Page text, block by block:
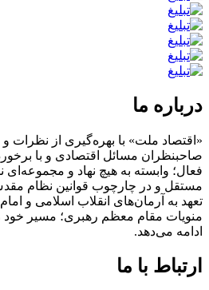
درباره ما
«اقتصاد ملت» با بهره‌گیری از نظرات
صاحبنظران مسائل اقتصادی و با
فعال؛ وابسته به هیچ نهاد و
مستقل و در چارچوب قوانین نظام
تعهد به آرمان‌های انقلاب اسلامی و
منویات مقام معظم رهبری؛ مسیر
ادامه می‌دهد.
ارتباط با ما